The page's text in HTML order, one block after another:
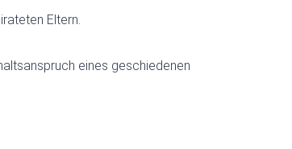
Eltern.
eines geschiedenen